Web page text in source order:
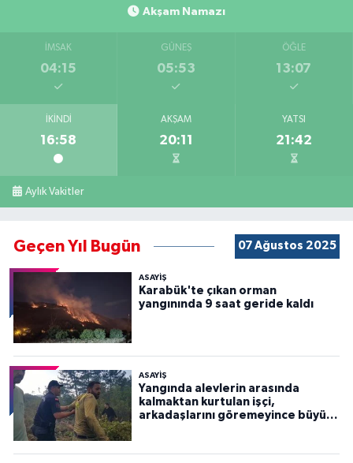
Akşam Namazı
İMSAK
04:15
GÜNEŞ
05:53
ÖĞLE
13:07
İKINDI
16:58
AKŞAM
20:11
YATSI
21:42
Aylık Vakitler
Geçen Yıl Bugün 07 Ağustos 2025
ASAYİŞ
Karabük'te çıkan orman
yangınında 9 saat geride kaldı
ASAYİŞ
Yangında alevlerin arasında
kalmaktan kurtulan işçi,
arkadaşlarını göremeyince büyük